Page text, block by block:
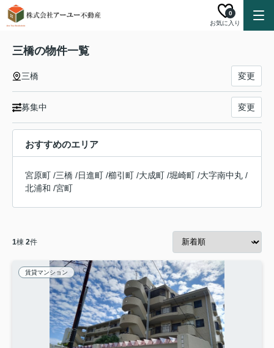
お気に入り
0
三橋の物件一覧
三橋 変更
募集中 変更
おすすめのエリア
宮原町 /三橋 /日進町 /櫛引町 /大成町 /堀崎町 /大字南中丸 /
北浦和 /宮町
1棟 2件
賃貸マンション